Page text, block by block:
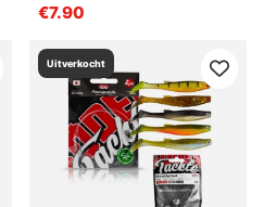
€7.90
Uitverkocht